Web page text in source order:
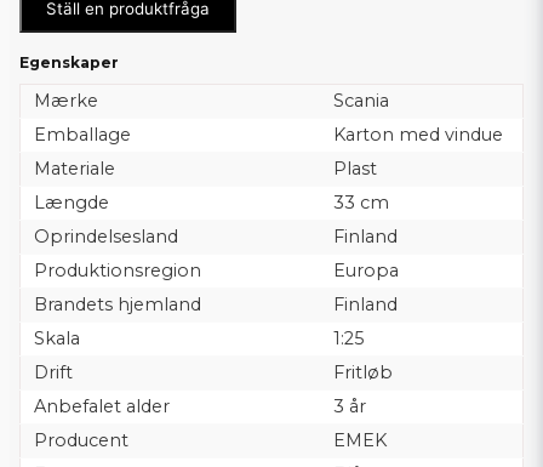
Ställ en produktfråga
Egenskaper
Mærke
Scania
Emballage
Karton med vindue
Materiale
Plast
Længde
33 cm
Oprindelsesland
Finland
Produktionsregion
Europa
Brandets hjemland
Finland
Skala
1:25
Drift
Fritløb
Anbefalet alder
3 år
Producent
EMEK